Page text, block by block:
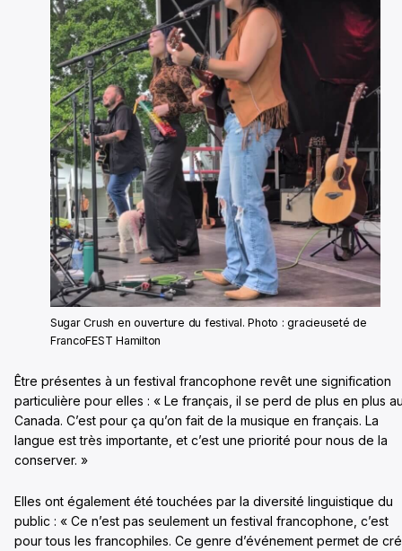
Sugar Crush en ouverture du festival. Photo : gracieuseté de
FrancoFEST Hamilton
Être présentes à un festival francophone revêt une signification
particulière pour elles : « Le français, il se perd de plus en plus
Canada. C’est pour ça qu’on fait de la musique en français. La
langue est très importante, et c’est une priorité pour nous de la
conserver. »
Elles ont également été touchées par la diversité linguistique du
public : « Ce n’est pas seulement un festival francophone, c’est
pour tous les francophiles. Ce genre d’événement permet de